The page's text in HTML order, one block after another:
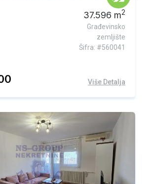
37.596 m2
Građevinsko
zemljište
Šifra: #560041
Više Detalja